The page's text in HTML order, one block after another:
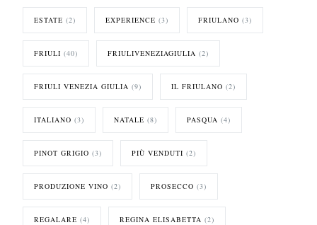
ESTATE (2) EXPERIENCE (3) FRIULANO (3)
FRIULI (40) FRIULIVENEZIAGIULIA (2)
FRIULI VENEZIA GIULIA (9) IL FRIULANO (2)
ITALIANO (3) NATALE (8) PASQUA (4)
PINOT GRIGIO (3) PIÙ VENDUTI (2)
PRODUZIONE VINO (2) PROSECCO (3)
REGALARE (4) REGINA ELISABETTA (2)